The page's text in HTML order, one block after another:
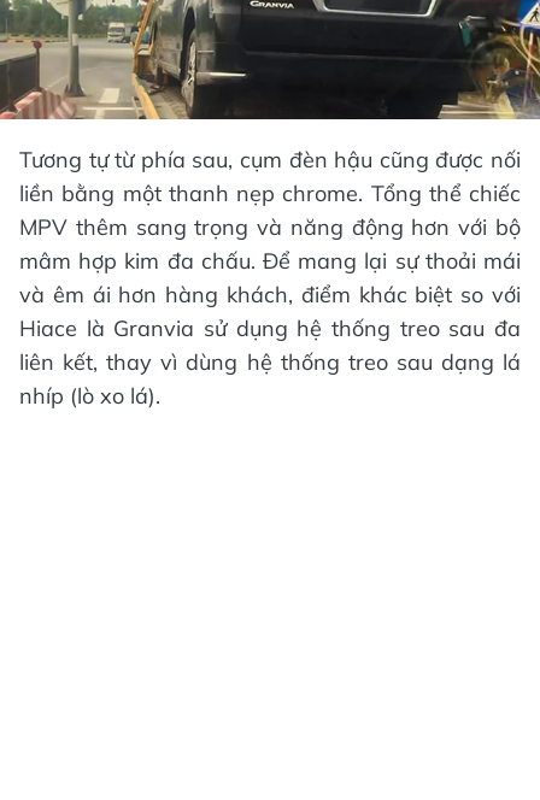
Tương tự từ phía sau, cụm đèn hậu cũng được nối
liền bằng một thanh nẹp chrome. Tổng thể chiếc
MPV thêm sang trọng và năng động hơn với bộ
mâm hợp kim đa chấu. Để mang lại sự thoải mái
và êm ái hơn hàng khách, điểm khác biệt so với
Hiace là Granvia sử dụng hệ thống treo sau đa
liên kết, thay vì dùng hệ thống treo sau dạng lá
nhíp (lò xo lá).​